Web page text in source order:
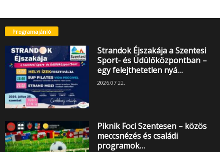
Programajánló
Strandok Éjszakája a Szentesi
Sport- és Üdülőközpontban –
egy felejthetetlen nyá…
2026.07.22.
Piknik Foci Szentesen – közös
meccsnézés és családi
programok…